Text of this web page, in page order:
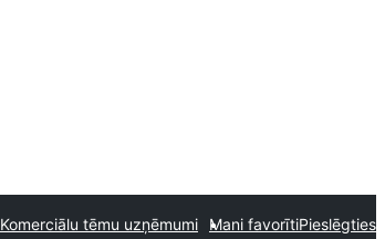
Komerciālu tēmu uzņēmumi Mani favorītiPieslēgties